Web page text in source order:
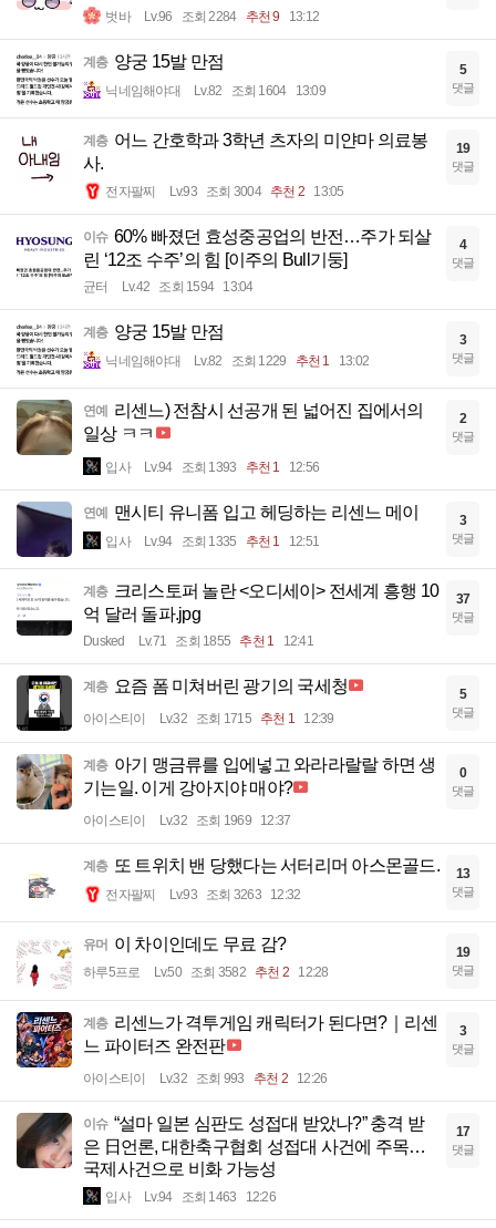
벗바 Lv.96 조회 2284 추천 9 13:12
계층 양궁 15발 만점
닉네임해야대 Lv.82 조회 1604 13:09
5
댓글
계층 어느 간호학과 3학년 츠자의 미얀마 의료봉
사.
전자팔찌 Lv.93 조회 3004 추천 2 13:05
19
댓글
이슈 60% 빠졌던 효성중공업의 반전…주가 되살
린 ‘12조 수주’의 힘 [이주의 Bull기둥]
균터 Lv.42 조회 1594 13:04
4
댓글
계층 양궁 15발 만점
닉네임해야대 Lv.82 조회 1229 추천 1 13:02
3
댓글
연예
리센느) 전참시 선공개 된 넓어진 집에서의
일상 ㅋㅋ
입사 Lv.94 조회 1393 추천 1 12:56
2
댓글
연예 맨시티 유니폼 입고 헤딩하는 리센느 메이
입사 Lv.94 조회 1335 추천 1 12:51
3
댓글
계층 크리스토퍼 놀란 <오디세이> 전세계 흥행 10
억 달러 돌파.jpg
Dusked Lv.71 조회 1855 추천 1 12:41
37
댓글
계층 요즘 폼 미쳐버린 광기의 국세청
아이스티이 Lv.32 조회 1715 추천 1 12:39
5
댓글
계층 아기 맹금류를 입에넣고 와라라랄랄 하면 생
기는일. 이게 강아지야 매야?
아이스티이 Lv.32 조회 1969 12:37
0
댓글
계층 또 트위치 밴 당했다는 서터리머 아스몬골드.
전자팔찌 Lv.93 조회 3263 12:32
13
댓글
유머 이 차이인데도 무료 감?
하루5프로 Lv.50 조회 3582 추천 2 12:28
19
댓글
계층 리센느가 격투게임 캐릭터가 된다면?｜리센
느 파이터즈 완전판
아이스티이 Lv.32 조회 993 추천 2 12:26
3
댓글
이슈 “설마 일본 심판도 성접대 받았나?” 충격 받
은 日언론, 대한축구협회 성접대 사건에 주목…
국제사건으로 비화 가능성
입사 Lv.94 조회 1463 12:26
17
댓글